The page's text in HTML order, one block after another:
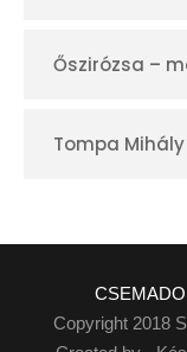
Őszirózsa –
Tompa
Copyright 2018